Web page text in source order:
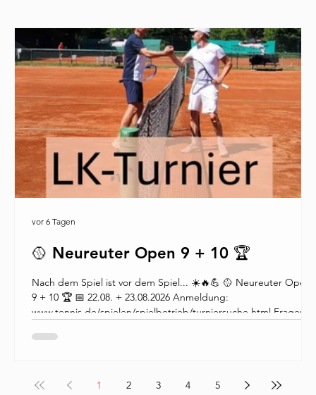
🥎 Neureuter Open 9 + 10 🏆
Nach dem Spiel ist vor dem Spiel... ☀️🔥💪 🥎 Neureuter Open
9 + 10 🏆 📅 22.08. + 23.08.2026 Anmeldung:
www.tennis.de/spielen/spielbetrieb/turniersuche.html Fragen?
sergiu.silinc@tcneureut.de #tenniskarlsruhe #tcneureut
vor 6 Tagen
1 2 3 4 5